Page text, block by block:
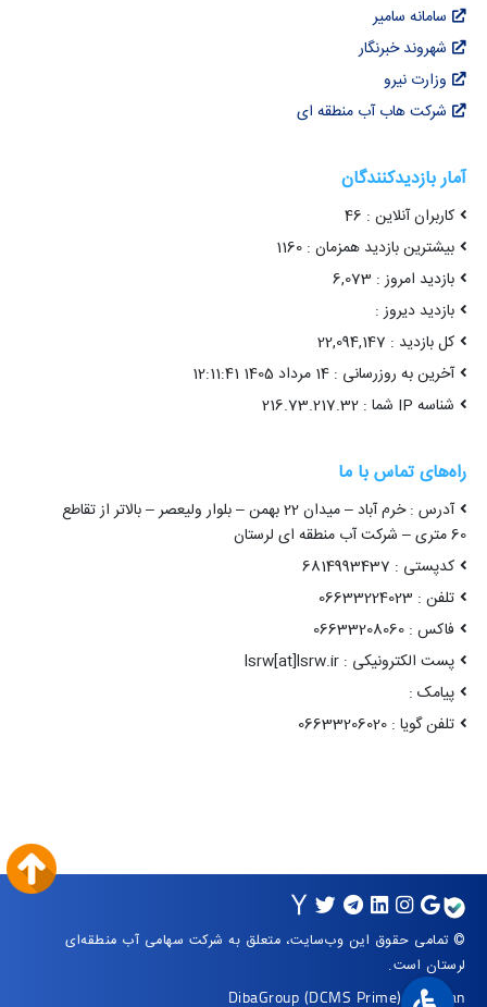
سامانه سامیر
شهروند خبرنگار
وزارت نیرو
شرکت هاب آب منطقه ای
آمار بازدیدکنندگان
کاربران آنلاین : 46
بیشترین بازدید همزمان : 1160
بازدید امروز : 6,073
بازدید دیروز :
کل بازدید : 22,094,147
آخرین به روزرسانی : 14 مرداد 1405 12:11:41
شناسه IP شما : 216.73.217.32
راه‌های تماس با ما
آدرس : خرم آباد – میدان 22 بهمن – بلوار ولیعصر – بالاتر از تقاطع
60 متری – شرکت آب منطقه ای لرستان
کدپستی : 6814993437
تلفن : 06633224023
فاکس : 06633208060
پست الکترونیکی : lsrw[at]lsrw.ir
پیامک :
تلفن گویا : 06633206020
© تمامی حقوق این وب‌سایت، متعلق به شرکت سهامی آب منطقه‌ای
لرستان است.
DibaGroup (DCMS Prime)|Arvan